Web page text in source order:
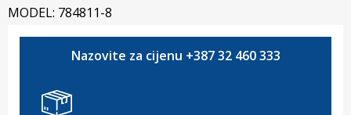
MODEL: 784811-8
Nazovite za cijenu +387 32 460 333